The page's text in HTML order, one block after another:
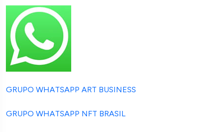
GRUPO WHATSAPP ART BUSINESS
GRUPO WHATSAPP NFT BRASIL